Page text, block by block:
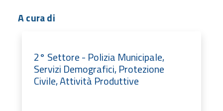
A cura di
2° Settore - Polizia Municipale,
Servizi Demografici, Protezione
Civile, Attività Produttive